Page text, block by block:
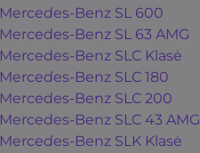
Mercedes-Benz SL 600
Mercedes-Benz SL 63 AMG
Mercedes-Benz SLC Klasė
Mercedes-Benz SLC 180
Mercedes-Benz SLC 200
Mercedes-Benz SLC 43 AMG
Mercedes-Benz SLK Klasė